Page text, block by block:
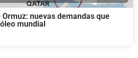
nuevas demandas que
mundial